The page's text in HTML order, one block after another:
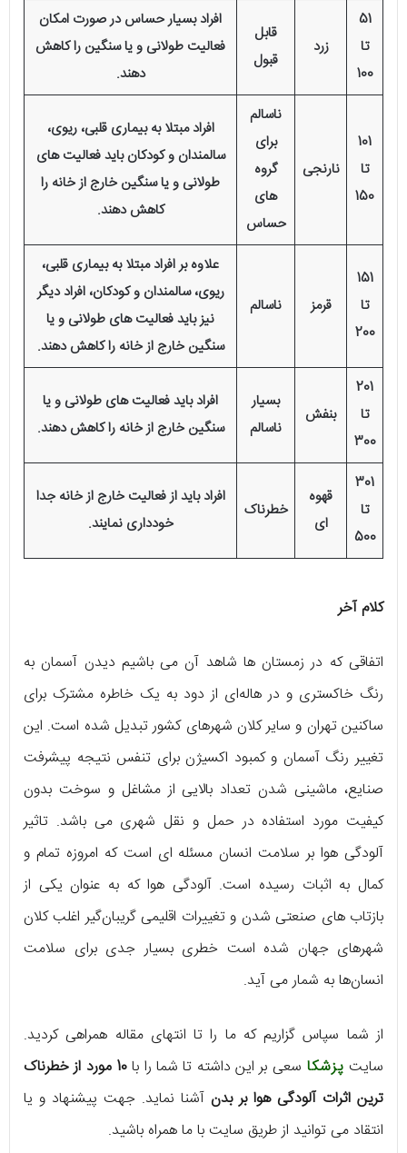
51
تا
100
زرد
قابل
قبول
افراد بسیار حساس در صورت امکان
فعالیت طولانی و یا سنگین را کاهش
دهند.
101
تا
150
نارنجی
ناسالم
برای
گروه
های
حساس
افراد مبتلا به بیماری قلبی، ریوی،
سالمندان و کودکان باید فعالیت های
طولانی و یا سنگین خارج از خانه را
کاهش دهند.
151
تا
200
قرمز ناسالم
علاوه بر افراد مبتلا به بیماری قلبی،
ریوی، سالمندان و کودکان، افراد دیگر
نیز باید فعالیت های طولانی و یا
سنگین خارج از خانه را کاهش دهند.
201
تا
300
بنفش
بسیار
ناسالم
افراد باید فعالیت های طولانی و یا
سنگین خارج از خانه را کاهش دهند.
301
تا
500
قهوه
ای
خطرناک
افراد باید از فعالیت خارج از خانه جدا
خودداری نمایند.
کلام آخر
اتفاقی که در زمستان ها شاهد آن می باشیم دیدن آسمان به
رنگ خاکستری و در هاله‌ای از دود به یک خاطره مشترک برای
ساکنین تهران و سایر کلان شهرهای کشور تبدیل شده است. این
تغییر رنگ آسمان و کمبود اکسیژن برای تنفس نتیجه پیشرفت
صنایع، ماشینی شدن تعداد بالایی از مشاغل و سوخت بدون
کیفیت مورد استفاده در حمل و نقل شهری می باشد. تاثیر
آلودگی هوا بر سلامت انسان مسئله ای است که امروزه تمام و
کمال به اثبات رسیده است. آلودگی هوا که به عنوان یکی از
بازتاب های صنعتی شدن و تغییرات اقلیمی گریبان‌گیر اغلب کلان
شهرهای جهان شده است خطری بسیار جدی برای سلامت
انسان‌ها به شمار می آید.
از شما سپاس گزاریم که ما را تا انتهای مقاله همراهی کردید.
سایت پزشکا سعی بر این داشته تا شما را با
10 مورد از خطرناک
ترین اثرات آلودگی هوا بر بدن آشنا نماید. جهت پیشنهاد و یا
انتقاد می توانید از طریق سایت با ما همراه باشید.